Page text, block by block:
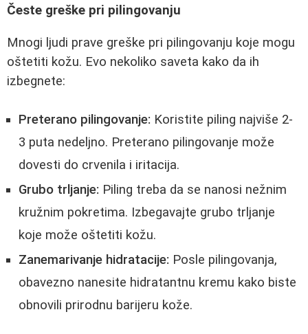
Česte greške pri pilingovanju
Mnogi ljudi prave greške pri pilingovanju koje mogu
oštetiti kožu. Evo nekoliko saveta kako da ih
izbegnete:
Preterano pilingovanje: Koristite piling najviše 2-
3 puta nedeljno. Preterano pilingovanje može
dovesti do crvenila i iritacija.
Grubo trljanje: Piling treba da se nanosi nežnim
kružnim pokretima. Izbegavajte grubo trljanje
koje može oštetiti kožu.
Zanemarivanje hidratacije: Posle pilingovanja,
obavezno nanesite hidratantnu kremu kako biste
obnovili prirodnu barijeru kože.